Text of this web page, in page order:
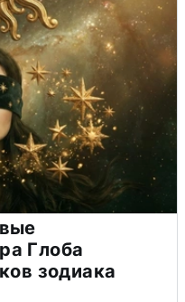
Глоба
зодиака